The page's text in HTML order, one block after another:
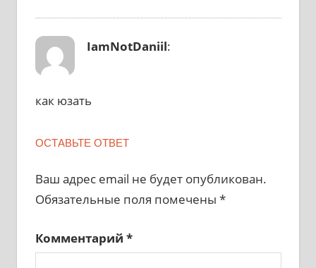
IamNotDaniil:
как юзать
ОСТАВЬТЕ ОТВЕТ
Ваш адрес email не будет опубликован.
Обязательные поля помечены *
Комментарий *